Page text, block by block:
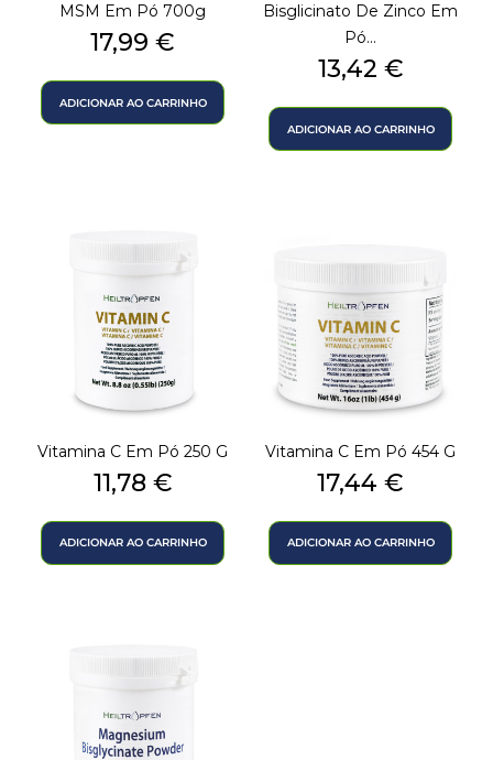
MSM Em Pó 700g
Preço
17,99 €
ADICIONAR AO CARRINHO
Bisglicinato De Zinco Em
Pó...
Preço
13,42 €
ADICIONAR AO CARRINHO
Vitamina C Em Pó 250 G
Preço
11,78 €
ADICIONAR AO CARRINHO
Vitamina C Em Pó 454 G
Preço
17,44 €
ADICIONAR AO CARRINHO